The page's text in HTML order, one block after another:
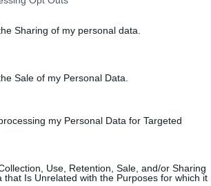
Sharing of my personal data.
Sale of my Personal Data.
my Personal Data for Targeted
Use, Retention, Sale, and/or Sharing
that Is Unrelated with the Purposes for which it
július 19.
egy olyan hely tért vissza, amely